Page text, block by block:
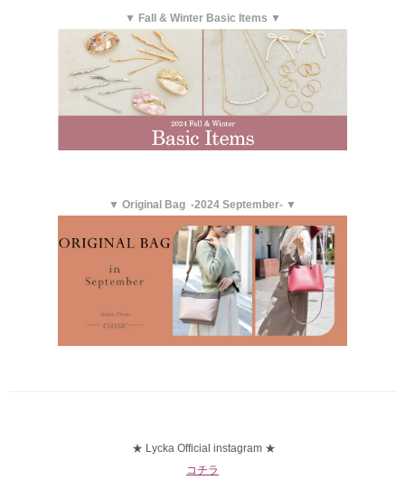
▼ Fall & Winter Basic Items ▼
▼ Original Bag -2024 September- ▼
★ Lycka Official instagram ★
コチラ